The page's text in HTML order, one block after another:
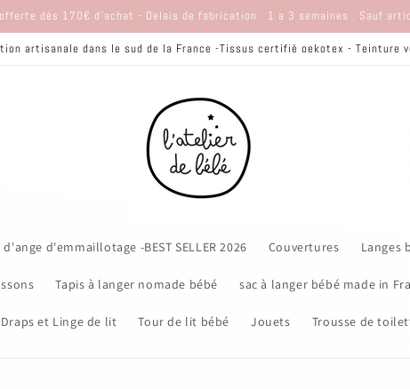
dès 170€ d'achat - Delais de fabrication : 1 a 3 semaines . Sauf
artisanale dans le sud de la France -Tissus certifié oekotex - Teinture
d'ange d'emmaillotage -BEST SELLER 2026 Couvertures Langes
Tapis à langer nomade bébé sac à langer bébé made in
Draps et Linge de lit Tour de lit bébé Jouets Trousse de